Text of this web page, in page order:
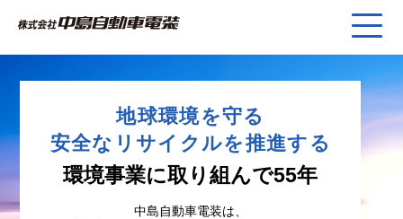
地球環境を守る
安全なリサイクルを推進する
環境事業に取り組んで55年
中島自動車電装は、